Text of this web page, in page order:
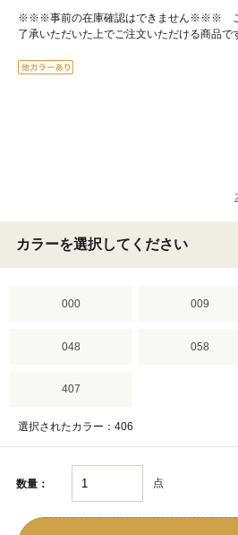
※※※事前の在庫確認はできません※※※ こ
了承いただいた上でご注文いただける商品で
カラーを選択してください
000 009
048 058
407
選択されたカラー：406
数量： 点